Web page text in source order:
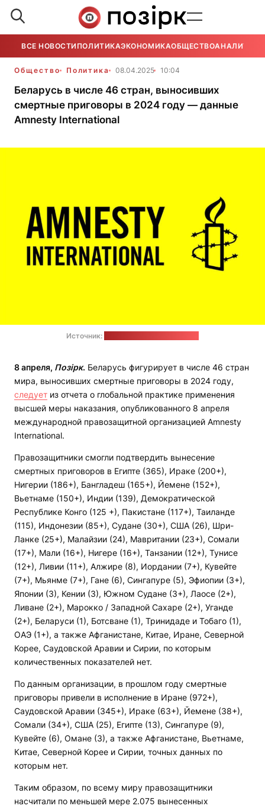
ВСЕ НОВОСТИ ПОЛИТИКАЭКОНОМИКАОБЩЕСТВОАНАЛИТИКА
Общество Политика 08.04.2025 10:04
Беларусь в числе 46 стран, выносивших
смертные приговоры в 2024 году — данные
Amnesty International
Источник:
8 апреля, Позірк. Беларусь фигурирует в числе 46 стран
мира, выносивших смертные приговоры в 2024 году,
следует из отчета о глобальной практике применения
высшей меры наказания, опубликованного 8 апреля
международной правозащитной организацией Amnesty
International.
Правозащитники смогли подтвердить вынесение
смертных приговоров в Египте (365), Ираке (200+),
Нигерии (186+), Бангладеш (165+), Йемене (152+),
Вьетнаме (150+), Индии (139), Демократической
Республике Конго (125 +), Пакистане (117+), Таиланде
(115), Индонезии (85+), Судане (30+), США (26), Шри-
Ланке (25+), Малайзии (24), Мавритании (23+), Сомали
(17+), Мали (16+), Нигере (16+), Танзании (12+), Тунисе
(12+), Ливии (11+), Алжире (8), Иордании (7+), Кувейте
(7+), Мьянме (7+), Гане (6), Сингапуре (5), Эфиопии (3+),
Японии (3), Кении (3), Южном Судане (3+), Лаосе (2+),
Ливане (2+), Марокко / Западной Сахаре (2+), Уганде
(2+), Беларуси (1), Ботсване (1), Тринидаде и Тобаго (1),
ОАЭ (1+), а также Афганистане, Китае, Иране, Северной
Корее, Саудовской Аравии и Сирии, по которым
количественных показателей нет.
По данным организации, в прошлом году смертные
приговоры привели в исполнение в Иране (972+),
Саудовской Аравии (345+), Ираке (63+), Йемене (38+),
Сомали (34+), США (25), Египте (13), Сингапуре (9),
Кувейте (6), Омане (3), а также Афганистане, Вьетнаме,
Китае, Северной Корее и Сирии, точных данных по
которым нет.
Таким образом, по всему миру правозащитники
насчитали по меньшей мере 2.075 вынесенных